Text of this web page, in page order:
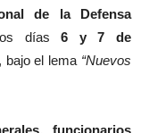
de la Defensa
días6 y 7 de
bajo el lema “Nuevos